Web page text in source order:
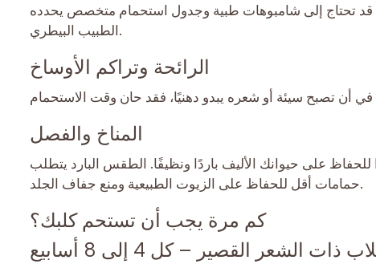
قد تحتاج إلى شامبوهات طبية وجدول استحمام متخصص يحدده
الطبيب البيطري.
الرائحة وتراكم الأوساخ
المناخ والفصل
على حيوانك الأليف باردًا ونظيفًا. الطقس البارد يتطلب
حمامات أقل للحفاظ على الزيوت الطبيعية ومنع جفاف الجلد.
كم مرة يجب أن تستحم كلبك؟
ذات الشعر القصير – كل 4 إلى 8 أسابيع